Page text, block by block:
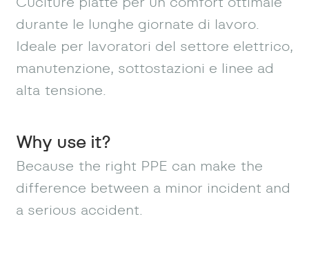
durante le lunghe giornate di lavoro.
Ideale per lavoratori del settore elettrico,
manutenzione, sottostazioni e linee ad
alta tensione.
Why use it?
Because the right PPE can make the
difference between a minor incident and
a serious accident.